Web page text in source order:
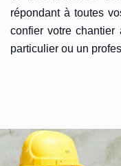
répondant à toutes
confier votre
particulier ou un